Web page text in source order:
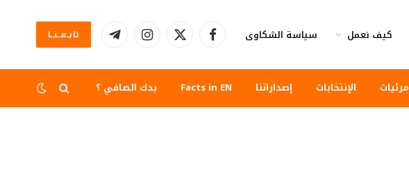
كيف نعمل سياسة الشكاوى فيسبوكX الانستغرامتيلقرام تابــعــنــا
مرئيات الإنتخابات إصداراتنا Facts in EN بدك الصافي ؟